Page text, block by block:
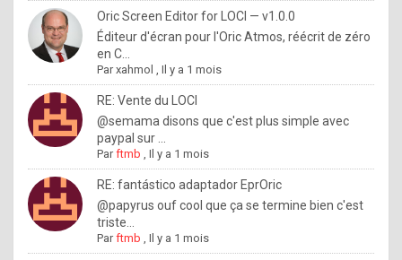
o
u
w
a
n
t
o
n
Oric Screen Editor for LOCI — v1.0.0
Éditeur d'écran pour l'Oric Atmos, réécrit de zéro
en C...
Parxahmol ,Il y a 1 mois
RE: Vente du LOCI
@semama disons que c'est plus simple avec
paypal sur ...
Parftmb ,Il y a 1 mois
RE: fantástico adaptador EprOric
@papyrus ouf cool que ça se termine bien c'est
triste...
Parftmb ,Il y a 1 mois